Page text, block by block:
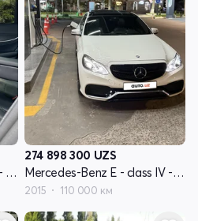
Mercedes-Benz E - class V - поколение W213
274 898 300 UZS
Mercedes-Benz E - class IV - поколение W212 рестайлинг
2015 110 000 км